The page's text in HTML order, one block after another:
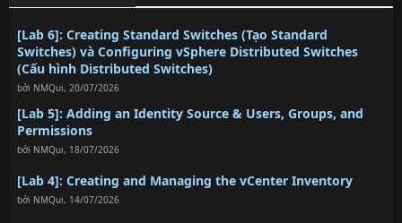
[Lab 6]: Creating Standard Switches (Tạo Standard
Switches) và Configuring vSphere Distributed Switches
(Cấu hình Distributed Switches)
bởi NMQui, 20/07/2026
[Lab 5]: Adding an Identity Source & Users, Groups, and
Permissions
bởi NMQui, 18/07/2026
[Lab 4]: Creating and Managing the vCenter Inventory
bởi NMQui, 14/07/2026